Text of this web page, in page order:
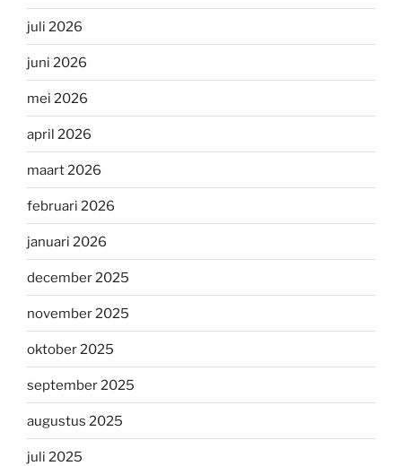
juli 2026
juni 2026
mei 2026
april 2026
maart 2026
februari 2026
januari 2026
december 2025
november 2025
oktober 2025
september 2025
augustus 2025
juli 2025